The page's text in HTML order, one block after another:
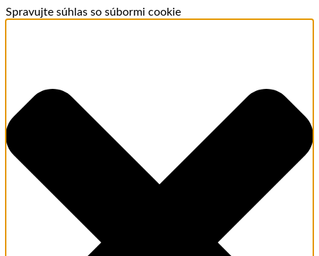
Spravujte súhlas so súbormi cookie